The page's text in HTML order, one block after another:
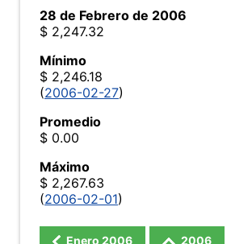
28 de Febrero de 2006
$ 2,247.32
Mínimo
$ 2,246.18
(2006-02-27)
Promedio
$ 0.00
Máximo
$ 2,267.63
(2006-02-01)
Enero 2006 2006